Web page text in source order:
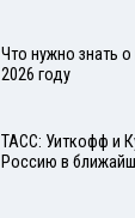
Что нужно знать
2026 году
ТАСС: Уиткофф и
Россию в